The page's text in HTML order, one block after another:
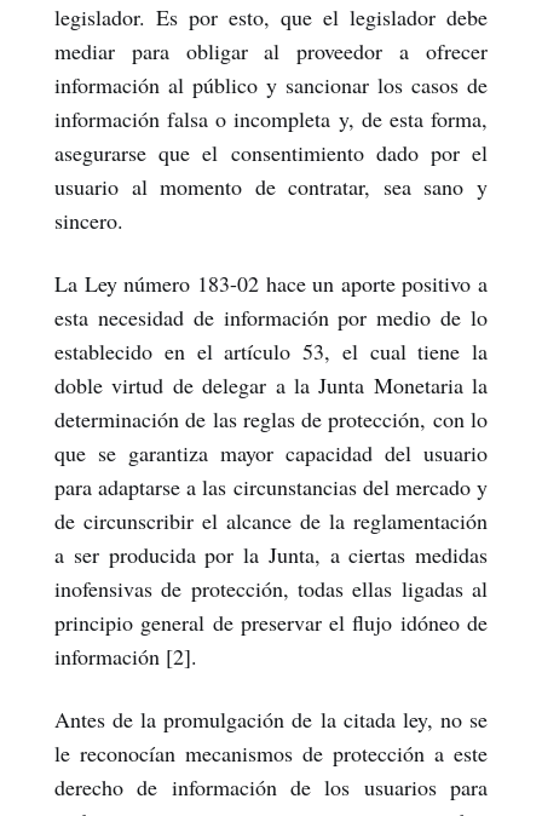
legislador. Es por esto, que el legislador debe
mediar para obligar al proveedor a ofrecer
información al público y sancionar los casos de
información falsa o incompleta y, de esta forma,
asegurarse que el consentimiento dado por el
usuario al momento de contratar, sea sano y
sincero.
La Ley número 183-02 hace un aporte positivo a
esta necesidad de información por medio de lo
establecido en el artículo 53, el cual tiene la
doble virtud de delegar a la Junta Monetaria la
determinación de las reglas de protección, con lo
que se garantiza mayor capacidad del usuario
para adaptarse a las circunstancias del mercado y
de circunscribir el alcance de la reglamentación
a ser producida por la Junta, a ciertas medidas
inofensivas de protección, todas ellas ligadas al
principio general de preservar el flujo idóneo de
información [2].
Antes de la promulgación de la citada ley, no se
le reconocían mecanismos de protección a este
derecho de información de los usuarios para